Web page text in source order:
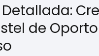
de